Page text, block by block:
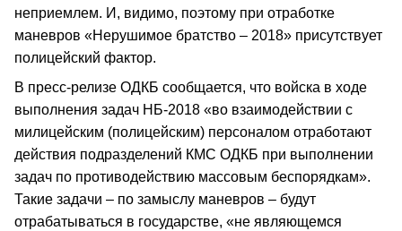
неприемлем. И, видимо, поэтому при отработке
маневров «Нерушимое братство – 2018» присутствует
полицейский фактор.
В пресс-релизе ОДКБ сообщается, что войска в ходе
выполнения задач НБ-2018 «во взаимодействии с
милицейским (полицейским) персоналом отработают
действия подразделений КМС ОДКБ при выполнении
задач по противодействию массовым беспорядкам».
Такие задачи – по замыслу маневров – будут
отрабатываться в государстве, «не являющемся